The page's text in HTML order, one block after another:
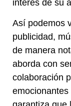
interés de su
Así podemos
publicidad,
de manera
aborda con
colaboración